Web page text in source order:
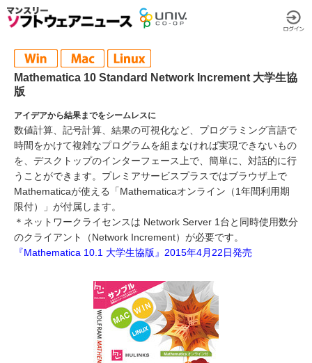
Mathematica 10 Standard Network Increment 大学生協
版
アイデアから結果までをシームレスに
数値計算、記号計算、結果の可視化など、プログラミング言語で
時間をかけて複雑なプログラムを組まなければ実現できないもの
を、デスクトップのインターフェース上で、簡単に、対話的に行
うことができます。プレミアサービスプラスではブラウザ上で
Mathematicaが使える「Mathematicaオンライン（1年間利用期
限付）」が付属します。
＊ネットワークライセンスは Network Server 1台と同時使用数分
のクライアント（Network Increment）が必要です。
『Mathematica 10.1 大学生協版』2015年4月22日発売